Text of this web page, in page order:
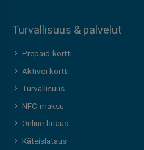
Turvallisuus & palvelut
Prepaid-kortti
Aktivoi kortti
Turvallisuus
NFC-maksu
Online-lataus
Käteislataus